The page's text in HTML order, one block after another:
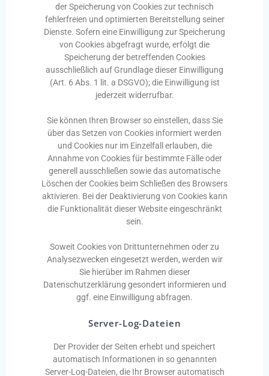
der Speicherung von Cookies zur technisch
fehlerfreien und optimierten Bereitstellung seiner
Dienste. Sofern eine Einwilligung zur Speicherung
von Cookies abgefragt wurde, erfolgt die
Speicherung der betreffenden Cookies
ausschließlich auf Grundlage dieser Einwilligung
(Art. 6 Abs. 1 lit. a DSGVO); die Einwilligung ist
jederzeit widerrufbar.
Sie können Ihren Browser so einstellen, dass Sie
über das Setzen von Cookies informiert werden
und Cookies nur im Einzelfall erlauben, die
Annahme von Cookies für bestimmte Fälle oder
generell ausschließen sowie das automatische
Löschen der Cookies beim Schließen des Browsers
aktivieren. Bei der Deaktivierung von Cookies kann
die Funktionalität dieser Website eingeschränkt
sein.
Soweit Cookies von Drittunternehmen oder zu
Analysezwecken eingesetzt werden, werden wir
Sie hierüber im Rahmen dieser
Datenschutzerklärung gesondert informieren und
ggf. eine Einwilligung abfragen.
Server-Log-Dateien
Der Provider der Seiten erhebt und speichert
automatisch Informationen in so genannten
Server-Log-Dateien, die Ihr Browser automatisch